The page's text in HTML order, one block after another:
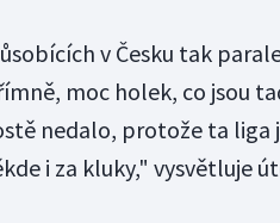
v Česku tak
moc holek, co jsou
nedalo, protože ta liga
i za kluky," vysvětluje